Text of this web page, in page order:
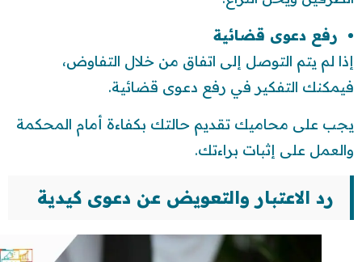
رفع دعوى قضائية
إذا لم يتم التوصل إلى اتفاق من خلال التفاوض،
فيمكنك التفكير في رفع دعوى قضائية.
يجب على محاميك تقديم حالتك بكفاءة أمام المحكمة
والعمل على إثبات براءتك.
رد الاعتبار والتعويض عن دعوى كيدية